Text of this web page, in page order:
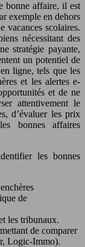
bonne affaire, il est
exemple en dehors
vacances scolaires.
nécessitant des
stratégie payante,
un potentiel de
ligne, tels que les
et les alertes e-
et de ne
attentivement le
d’évaluer les prix
bonnes affaires
les bonnes
de
les tribunaux.
de comparer
Logic-Immo).